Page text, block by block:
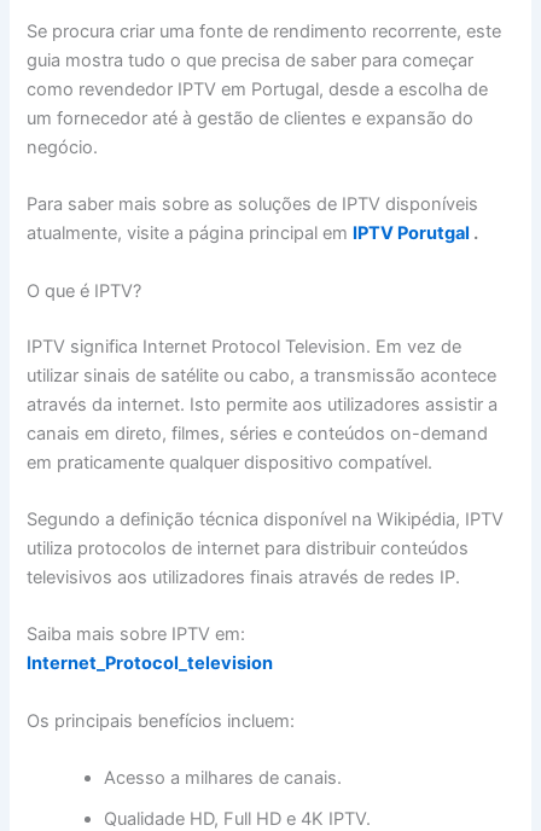
Se procura criar uma fonte de rendimento recorrente, este
guia mostra tudo o que precisa de saber para começar
como revendedor IPTV em Portugal, desde a escolha de
um fornecedor até à gestão de clientes e expansão do
negócio.
Para saber mais sobre as soluções de IPTV disponíveis
atualmente, visite a página principal em IPTV Porutgal .
O que é IPTV?
IPTV significa Internet Protocol Television. Em vez de
utilizar sinais de satélite ou cabo, a transmissão acontece
através da internet. Isto permite aos utilizadores assistir a
canais em direto, filmes, séries e conteúdos on-demand
em praticamente qualquer dispositivo compatível.
Segundo a definição técnica disponível na Wikipédia, IPTV
utiliza protocolos de internet para distribuir conteúdos
televisivos aos utilizadores finais através de redes IP.
Saiba mais sobre IPTV em:
Internet_Protocol_television
Os principais benefícios incluem:
Acesso a milhares de canais.
Qualidade HD, Full HD e 4K IPTV.